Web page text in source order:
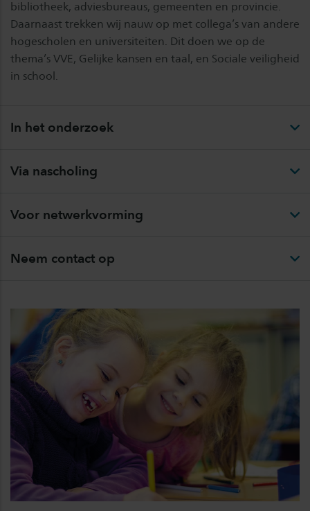
bibliotheek, adviesbureaus, gemeenten en provincie.
Daarnaast trekken wij nauw op met collega’s van andere
hogescholen en universiteiten. Dit doen we op de
thema’s VVE, Gelijke kansen en taal, en Sociale veiligheid
in school.
In het onderzoek
Via nascholing
Voor netwerkvorming
Neem contact op